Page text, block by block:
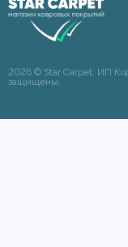
2026 © Star Carpet. ИП
защищены.